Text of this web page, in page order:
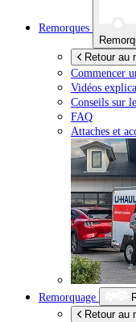
Remorques
Retour au
Commencer
Vidéos
Conseils sur
FAQ
Attaches et
Remorquage
Retour au